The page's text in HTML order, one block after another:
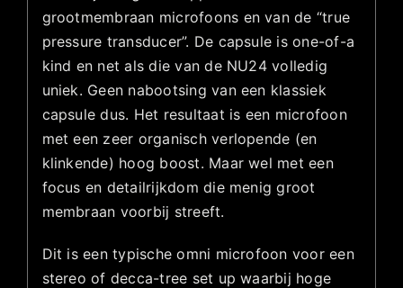
grootmembraan microfoons en van de “true
pressure transducer”. De capsule is one-of-a
kind en net als die van de NU24 volledig
uniek. Geen nabootsing van een klassiek
capsule dus. Het resultaat is een microfoon
met een zeer organisch verlopende (en
klinkende) hoog boost. Maar wel met een
focus en detailrijkdom die menig groot
membraan voorbij streeft.
Dit is een typische omni microfoon voor een
stereo of decca-tree set up waarbij hoge